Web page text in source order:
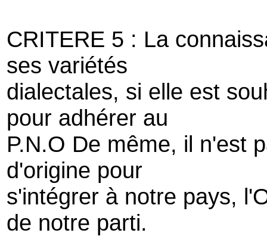
CRITERE 5 : La
ses variétés
dialectales, si elle est
pour adhérer au
P.N.O De même, il n'est
d'origine pour
s'intégrer à notre pays,
de notre parti.